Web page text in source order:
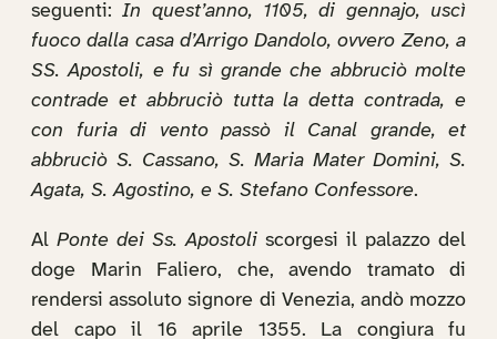
seguenti:In quest’anno, 1105, di gennajo, uscì
fuoco dalla casa d’Arrigo Dandolo, ovvero Zeno, a
SS. Apostoli, e fu sì grande che abbruciò molte
contrade et abbruciò tutta la detta contrada, e
con furia di vento passò il Canal grande, et
abbruciò S. Cassano, S. Maria Mater Domini, S.
Agata, S. Agostino, e S. Stefano Confessore.
Al Ponte dei Ss. Apostoli scorgesi il palazzo del
doge Marin Faliero, che, avendo tramato di
rendersi assoluto signore di Venezia, andò mozzo
del capo il 16 aprile 1355. La congiura fu